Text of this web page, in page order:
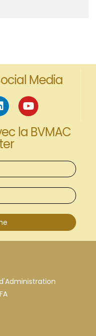
Media
la BVMAC